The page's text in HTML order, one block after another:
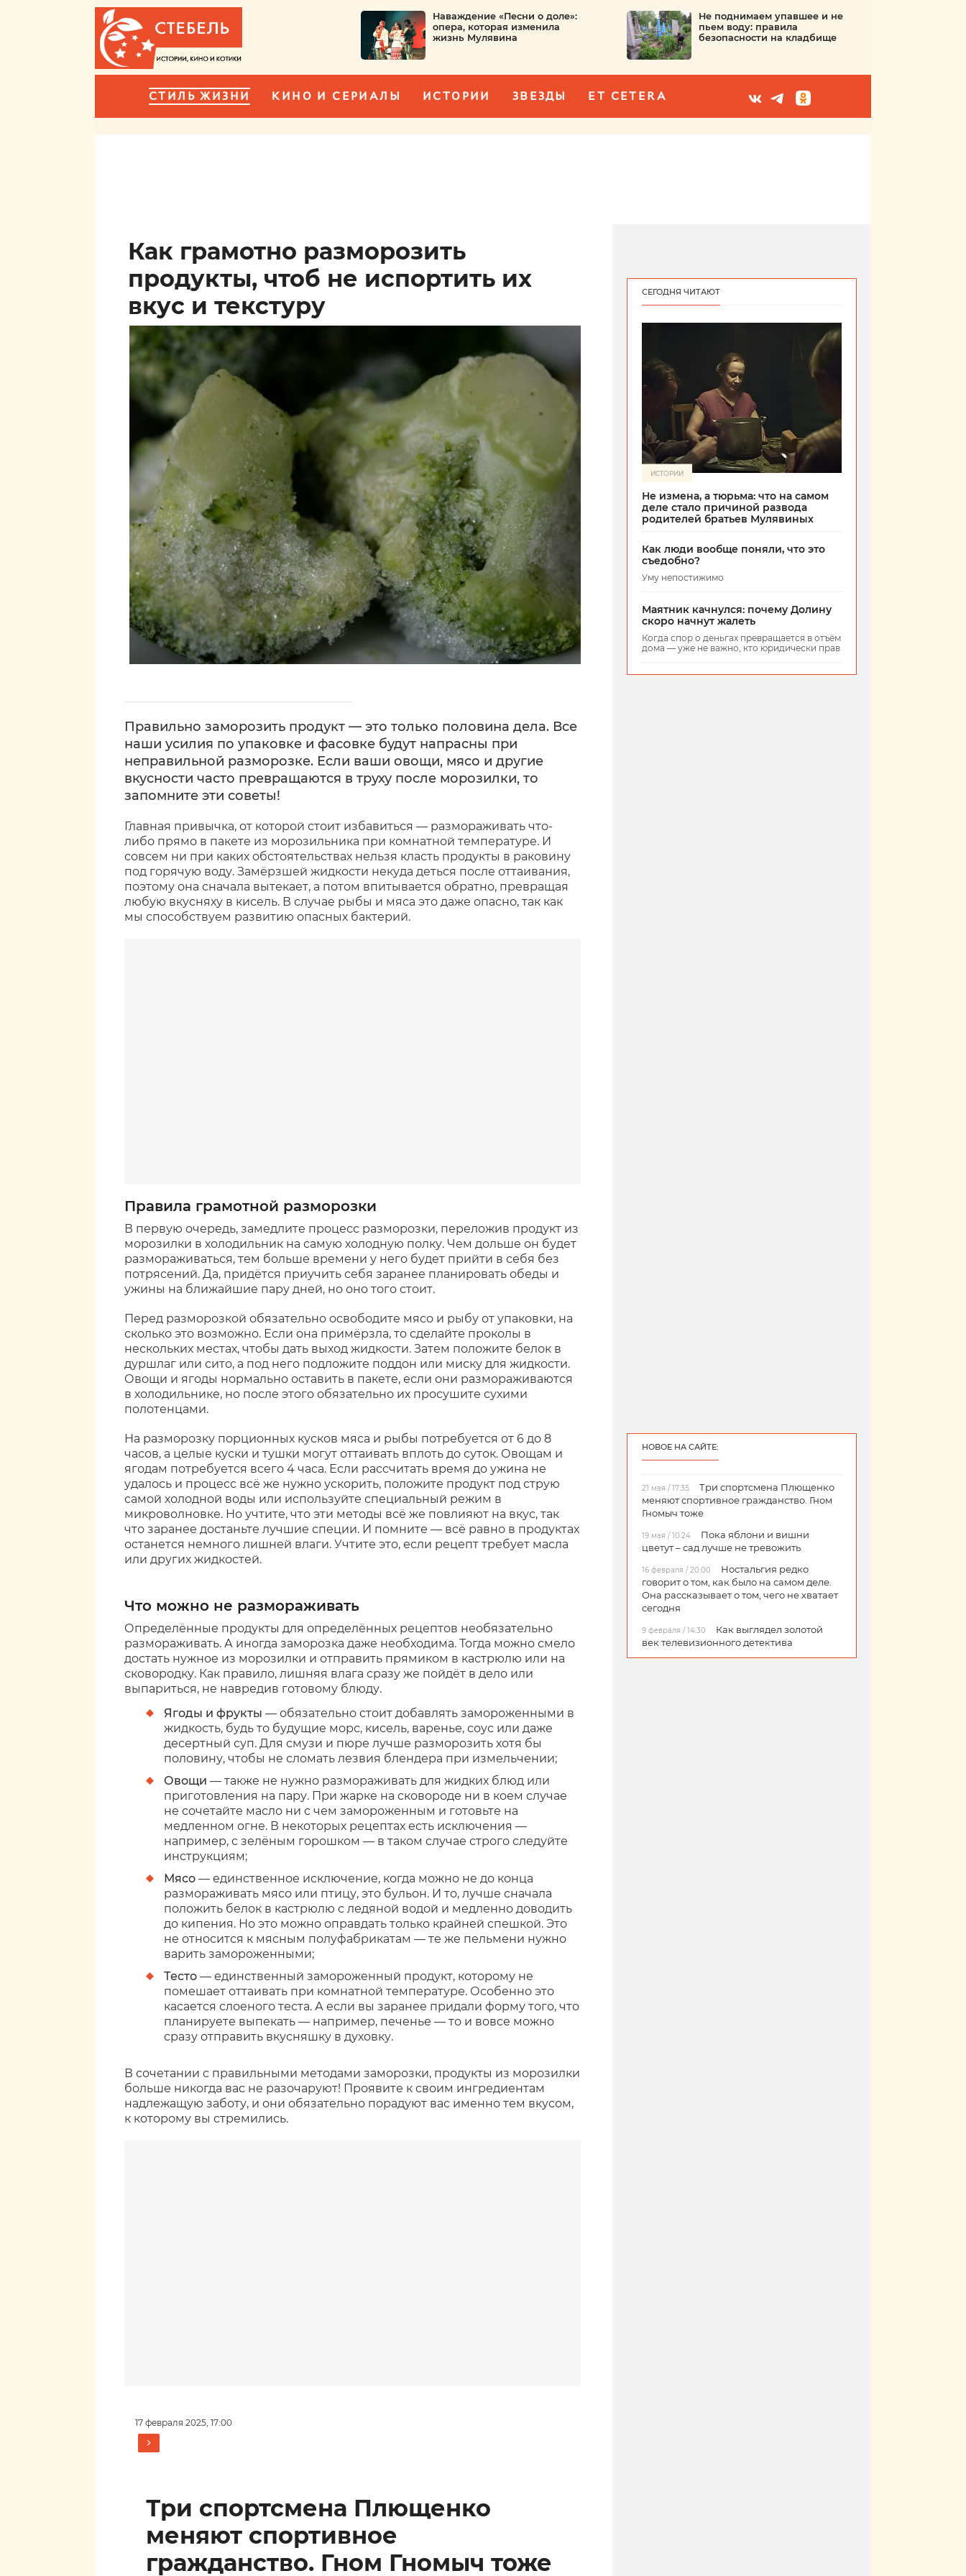
Наваждение «Песни о доле»:
опера, которая изменила
жизнь Мулявина
Не поднимаем упавшее и не
пьем воду: правила
безопасности на кладбище
СТИЛЬ ЖИЗНИ КИНО И СЕРИАЛЫ ИСТОРИИ ЗВЕЗДЫ ET CETERA
Как грамотно разморозить
продукты, чтоб не испортить их
вкус и текстуру
Правильно заморозить продукт — это только половина дела. Все
наши усилия по упаковке и фасовке будут напрасны при
неправильной разморозке. Если ваши овощи, мясо и другие
вкусности часто превращаются в труху после морозилки, то
запомните эти советы!
Главная привычка, от которой стоит избавиться — размораживать что-
либо прямо в пакете из морозильника при комнатной температуре. И
совсем ни при каких обстоятельствах нельзя класть продукты в раковину
под горячую воду. Замёрзшей жидкости некуда деться после оттаивания,
поэтому она сначала вытекает, а потом впитывается обратно, превращая
любую вкусняху в кисель. В случае рыбы и мяса это даже опасно, так как
мы способствуем развитию опасных бактерий.
Правила грамотной разморозки
В первую очередь, замедлите процесс разморозки, переложив продукт из
морозилки в холодильник на самую холодную полку. Чем дольше он будет
размораживаться, тем больше времени у него будет прийти в себя без
потрясений. Да, придётся приучить себя заранее планировать обеды и
ужины на ближайшие пару дней, но оно того стоит.
Перед разморозкой обязательно освободите мясо и рыбу от упаковки, на
сколько это возможно. Если она примёрзла, то сделайте проколы в
нескольких местах, чтобы дать выход жидкости. Затем положите белок в
дуршлаг или сито, а под него подложите поддон или миску для жидкости.
Овощи и ягоды нормально оставить в пакете, если они размораживаются
в холодильнике, но после этого обязательно их просушите сухими
полотенцами.
На разморозку порционных кусков мяса и рыбы потребуется от 6 до 8
часов, а целые куски и тушки могут оттаивать вплоть до суток. Овощам и
ягодам потребуется всего 4 часа. Если рассчитать время до ужина не
удалось и процесс всё же нужно ускорить, положите продукт под струю
самой холодной воды или используйте специальный режим в
микроволновке. Но учтите, что эти методы всё же повлияют на вкус, так
что заранее достаньте лучшие специи. И помните — всё равно в продуктах
останется немного лишней влаги. Учтите это, если рецепт требует масла
или других жидкостей.
Что можно не размораживать
Определённые продукты для определённых рецептов необязательно
размораживать. А иногда заморозка даже необходима. Тогда можно смело
достать нужное из морозилки и отправить прямиком в кастрюлю или на
сковородку. Как правило, лишняя влага сразу же пойдёт в дело или
выпариться, не навредив готовому блюду.
Ягоды и фрукты — обязательно стоит добавлять замороженными в
жидкость, будь то будущие морс, кисель, варенье, соус или даже
десертный суп. Для смузи и пюре лучше разморозить хотя бы
половину, чтобы не сломать лезвия блендера при измельчении;
Овощи — также не нужно размораживать для жидких блюд или
приготовления на пару. При жарке на сковороде ни в коем случае
не сочетайте масло ни с чем замороженным и готовьте на
медленном огне. В некоторых рецептах есть исключения —
например, с зелёным горошком — в таком случае строго следуйте
инструкциям;
Мясо — единственное исключение, когда можно не до конца
размораживать мясо или птицу, это бульон. И то, лучше сначала
положить белок в кастрюлю с ледяной водой и медленно доводить
до кипения. Но это можно оправдать только крайней спешкой. Это
не относится к мясным полуфабрикатам — те же пельмени нужно
варить замороженными;
Тесто — единственный замороженный продукт, которому не
помешает оттаивать при комнатной температуре. Особенно это
касается слоеного теста. А если вы заранее придали форму того, что
планируете выпекать — например, печенье — то и вовсе можно
сразу отправить вкусняшку в духовку.
В сочетании с правильными методами заморозки, продукты из морозилки
больше никогда вас не разочаруют! Проявите к своим ингредиентам
надлежащую заботу, и они обязательно порадуют вас именно тем вкусом,
к которому вы стремились.
17 февраля 2025, 17:00
Три спортсмена Плющенко
меняют спортивное
гражданство. Гном Гномыч тоже
СЕГОДНЯ ЧИТАЮТ
ИСТОРИИ
Не измена, а тюрьма: что на самом
деле стало причиной развода
родителей братьев Мулявиных
Как люди вообще поняли, что это
съедобно?
Уму непостижимо
Маятник качнулся: почему Долину
скоро начнут жалеть
Когда спор о деньгах превращается в отъём
дома — уже не важно, кто юридически прав
НОВОЕ НА САЙТЕ:
21 мая / 17:35
Три спортсмена Плющенко
меняют спортивное гражданство. Гном
Гномыч тоже
19 мая / 10:24
Пока яблони и вишни
цветут – сад лучше не тревожить
16 февраля / 20:00
Ностальгия редко
говорит о том, как было на самом деле.
Она рассказывает о том, чего не хватает
сегодня
9 февраля / 14:30
Как выглядел золотой
век телевизионного детектива